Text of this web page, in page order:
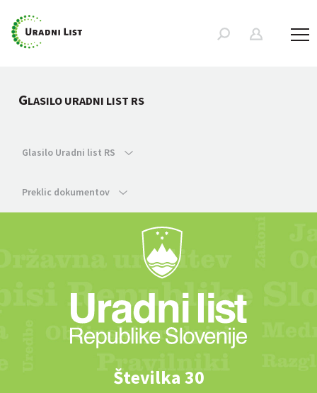
GLASILO URADNI LIST RS
Glasilo Uradni list RS
Preklic dokumentov
Številka 30